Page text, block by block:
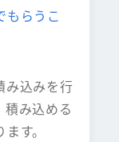
もらうこ
み込みを行
積み込める
す。